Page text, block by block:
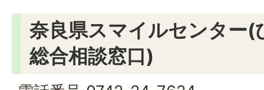
奈良県スマイルセンター(
総合相談窓口)